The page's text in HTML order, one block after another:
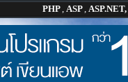
PHP, ASP,